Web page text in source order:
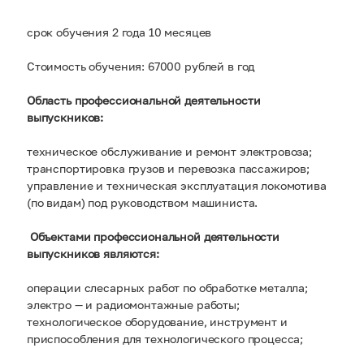
срок обучения 2 года 10 месяцев
Стоимость обучения: 67000 рублей в год
Область профессиональной деятельности
выпускников:
техническое обслуживание и ремонт электровоза;
транспортировка грузов и перевозка пассажиров;
управление и техническая эксплуатация локомотива
(по видам) под руководством машиниста.
Объектами профессиональной деятельности
выпускников являются:
операции слесарных работ по обработке металла;
электро — и радиомонтажные работы;
технологическое оборудование, инструмент и
приспособления для технологического процесса;